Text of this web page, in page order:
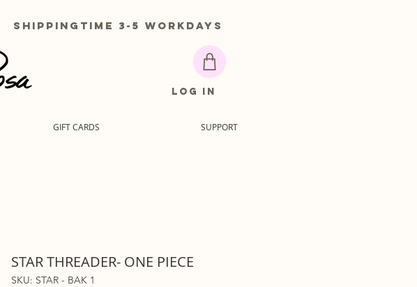
3-5 workdays
GIFT CARDS SUPPORT
Log In
STAR THREADER- ONE PIECE
SKU: STAR - BAK 1